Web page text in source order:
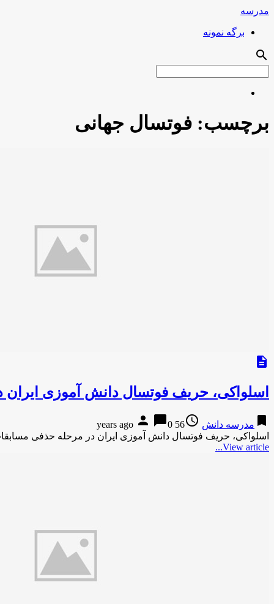
مدرسه
برگه نمونه
search
برچسب: فوتسال جهانی
description
اسلواکی، حریف فوتسال دانش آموزی
bookmark مدرسه دانش access_time
56 years ago
person chat_bubble0
اسلواکی، حریف فوتسال دانش آموزی ایران در مرحله حذفی مسابقات جهانیایسنا-29 دقیقه پیش اسلواکی، حریف
View article...